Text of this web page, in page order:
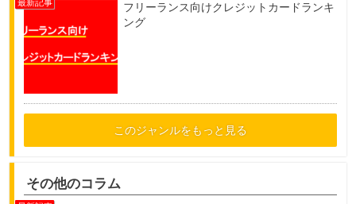
フリーランス向けクレジットカードランキ
ング
このジャンルをもっと見る
その他のコラム